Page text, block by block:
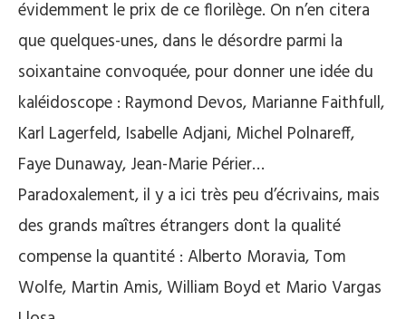
évidemment le prix de ce florilège. On n’en citera
que quelques-unes, dans le désordre parmi la
soixantaine convoquée, pour donner une idée du
kaléidoscope : Raymond Devos, Marianne Faithfull,
Karl Lagerfeld, Isabelle Adjani, Michel Polnareff,
Faye Dunaway, Jean-Marie Périer…
Paradoxalement, il y a ici très peu d’écrivains, mais
des grands maîtres étrangers dont la qualité
compense la quantité : Alberto Moravia, Tom
Wolfe, Martin Amis, William Boyd et Mario Vargas